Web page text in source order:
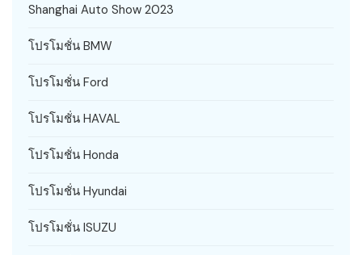
Shanghai Auto Show 2023
โปรโมชั่น BMW
โปรโมชั่น Ford
โปรโมชั่น HAVAL
โปรโมชั่น Honda
โปรโมชั่น Hyundai
โปรโมชั่น ISUZU